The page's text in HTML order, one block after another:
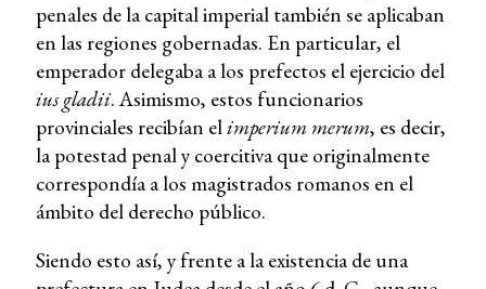
penales de la capital imperial también se aplicaban
en las regiones gobernadas. En particular, el
emperador delegaba a los prefectos el ejercicio del
ius gladii. Asimismo, estos funcionarios
provinciales recibían elimperium merum, es decir,
la potestad penal y coercitiva que originalmente
correspondía a los magistrados romanos en el
ámbito del derecho público.
Siendo esto así, y frente a la existencia de una